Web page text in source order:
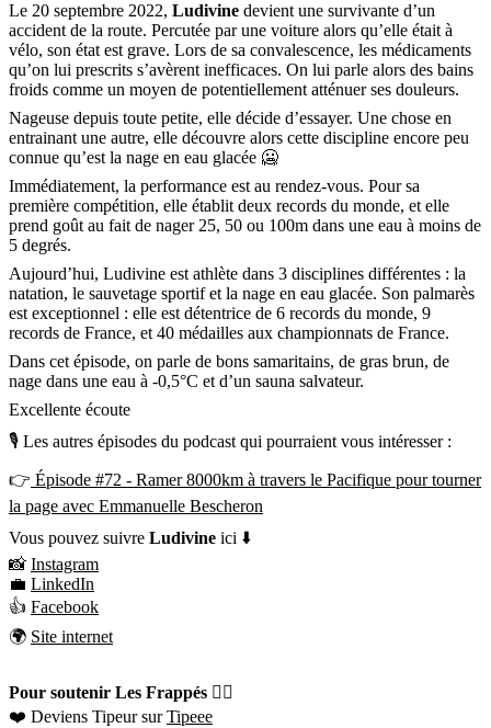
Le 20 septembre 2022, Ludivine devient une survivante d’un
accident de la route. Percutée par une voiture alors qu’elle était à
vélo, son état est grave. Lors de sa convalescence, les médicaments
qu’on lui prescrits s’avèrent inefficaces. On lui parle alors des bains
froids comme un moyen de potentiellement atténuer ses douleurs.
Nageuse depuis toute petite, elle décide d’essayer. Une chose en
entrainant une autre, elle découvre alors cette discipline encore peu
connue qu’est la nage en eau glacée 🥶
Immédiatement, la performance est au rendez-vous. Pour sa
première compétition, elle établit deux records du monde, et elle
prend goût au fait de nager 25, 50 ou 100m dans une eau à moins de
5 degrés.
Aujourd’hui, Ludivine est athlète dans 3 disciplines différentes : la
natation, le sauvetage sportif et la nage en eau glacée. Son palmarès
est exceptionnel : elle est détentrice de 6 records du monde, 9
records de France, et 40 médailles aux championnats de France.
Dans cet épisode, on parle de bons samaritains, de gras brun, de
nage dans une eau à -0,5°C et d’un sauna salvateur.
Excellente écoute
🎙 Les autres épisodes du podcast qui pourraient vous intéresser :
👉 Épisode #72 - Ramer 8000km à travers le Pacifique pour tourner
la page avec Emmanuelle Bescheron
Vous pouvez suivre Ludivine ici ⬇️
📸 Instagram
💼 LinkedIn
👍 Facebook
🌍 Site internet
Pour soutenir Les Frappés 👇🏼
❤️ Deviens Tipeur surTipeee